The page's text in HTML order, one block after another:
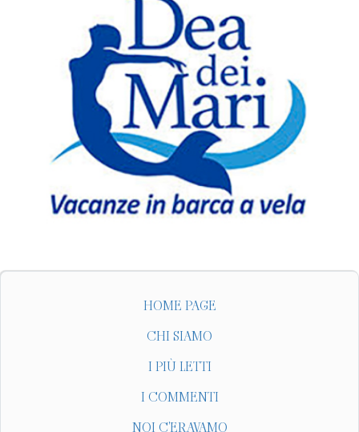
HOME PAGE
CHI SIAMO
I PIÙ LETTI
I COMMENTI
NOI C'ERAVAMO